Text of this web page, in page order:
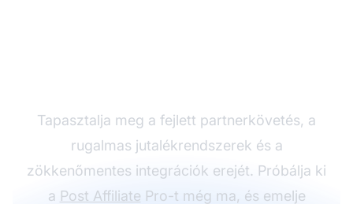
Tapasztalja meg a fejlett partnerkövetés, a
rugalmas jutalékrendszerek és a
zökkenőmentes integrációk erejét. Próbálja ki
a Post Affiliate Pro-t még ma, és emelje